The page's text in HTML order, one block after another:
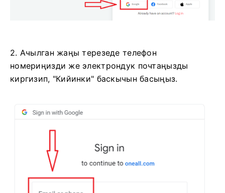
2. Ачылган жаңы терезеде телефон
номериңизди же электрондук почтаңызды
киргизип, "Кийинки" баскычын басыңыз.